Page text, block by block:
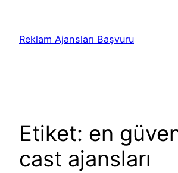
Reklam Ajansları Başvuru
Etiket: en
cast ajansları